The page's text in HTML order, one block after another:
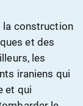
la construction
et des
les
iraniens qui
et qui